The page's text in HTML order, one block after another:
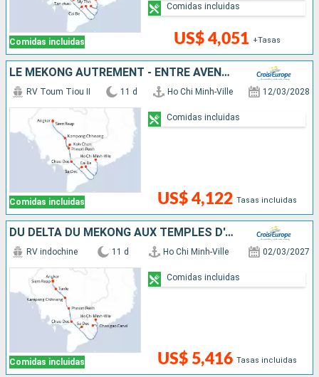
Comidas incluidas US$ 4,051 +Tasas
Comidas incluidas
LE MÉKONG AUTREMENT - ENTRE AVENTURE ET SITES INCONTOURNABLES
Comidas incluidas
RV Toum Tiou II 11 d Ho Chi Minh-Ville 12/03/2028
US$ 4,122 Tasas incluidas
Comidas incluidas
DU DELTA DU MÉKONG AUX TEMPLES D'ANGKOR (FORMULE PORT/PORT)
Comidas incluidas
RV indochine 11 d Ho Chi Minh-Ville 02/03/2027
US$ 5,416 Tasas incluidas
Comidas incluidas